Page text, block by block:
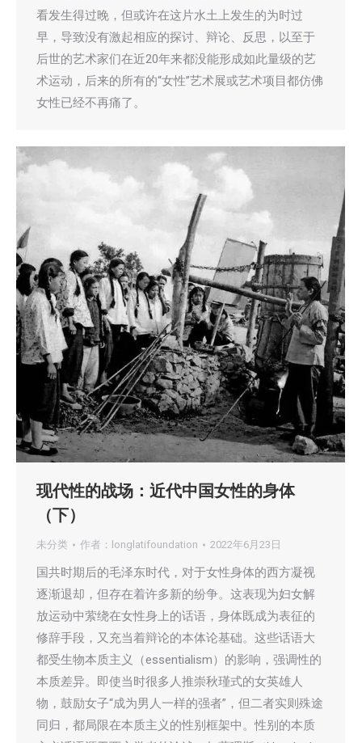
看发生得过晚，但或许在这片水土上发生的为时过
早，导致没有激起相应的探讨、辩论、反思，以至于
后世的艺术家们在近20年来都没能形成如此量级的艺
术运动，后来的所有的“女性”艺术展或艺术项目都仿佛
女性已经不再痛了。
现代性的战场：近代中国女性的身体
（下）
未分类 作者： longlatifoundation 2022年6月23日
国共时期后的毛泽东时代，对于女性身体的西方凝视
逐渐退却，但存在着许多新的纷争。这表现为妇女解
放运动中萦绕在女性身上的话语，身体既成为表征的
修辞手段，又充当着辩论的本体论基础。这些话语大
都受生物本质主义（essentialism）的影响，强调性的
本质差异。即使当时很多人推崇秋瑾式的女英雄人
物，鼓励女子“成为男人一样的强者”，但二者实则殊途
同归，都局限在本质主义的性别框架中。性别的本质